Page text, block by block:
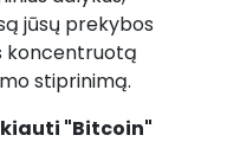
jūsų prekybos
koncentruotą
stiprinimą.
"Bitcoin"